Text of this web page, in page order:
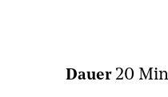
Dauer 20 Min